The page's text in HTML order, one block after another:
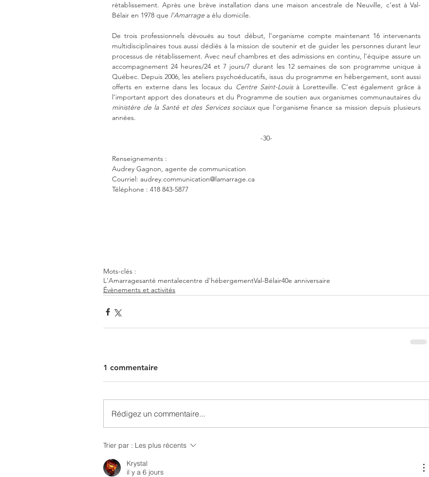
rétablissement. Après une brève installation dans une maison ancestrale de Neuville, c’est à Val-
Bélair en 1978 que l’Amarrage a élu domicile.
De trois professionnels dévoués au tout début, l’organisme compte maintenant 16 intervenants
multidisciplinaires tous aussi dédiés à la mission de soutenir et de guider les personnes durant leur
processus de rétablissement. Avec neuf chambres et des admissions en continu, l’équipe assure un
accompagnement 24 heures/24 et 7 jours/7 durant les 12 semaines de son programme unique à
Québec. Depuis 2006, les ateliers psychoéducatifs, issus du programme en hébergement, sont aussi
offerts en externe dans les locaux du Centre Saint-Louis à Loretteville. C’est également grâce à
ministère de la Santé et des Services sociaux que l’organisme finance sa mission depuis plusieurs
années.
-30-
Renseignements :
Audrey Gagnon, agente de communication
Courriel: audrey.communication@lamarrage.ca
Téléphone : 418 843-5877
Mots-clés :
L'Amarragesanté mentalecentre d'hébergementVal-Bélair40e anniversaire
Évènements et activités
1 commentaire
Rédigez un commentaire...
Trier par : Les plus récents
Krystal
il y a 6 jours